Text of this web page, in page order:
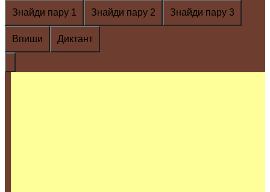
Знайди пару 1
Знайди пару 2 Знайди пару 3
Впиши Диктант